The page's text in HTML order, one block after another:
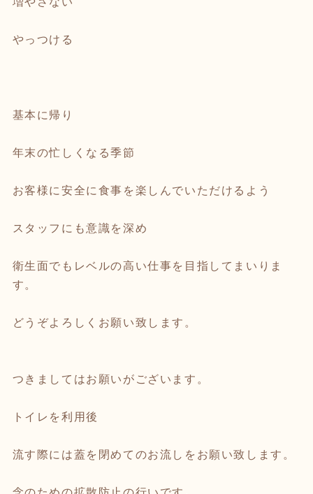
やっつける
基本に帰り
年末の忙しくなる季節
お客様に安全に食事を楽しんでいただけるよう
スタッフにも意識を深め
衛生面でもレベルの高い仕事を目指してまいりま
す。
どうぞよろしくお願い致します。
つきましてはお願いがございます。
トイレを利用後
流す際には蓋を閉めてのお流しをお願い致します。